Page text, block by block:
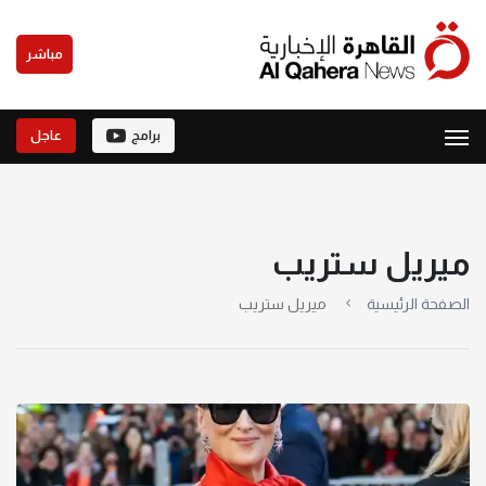
مباشر
برامج عاجل
ميريل ستريب
الصفحة الرئيسية ميريل ستريب